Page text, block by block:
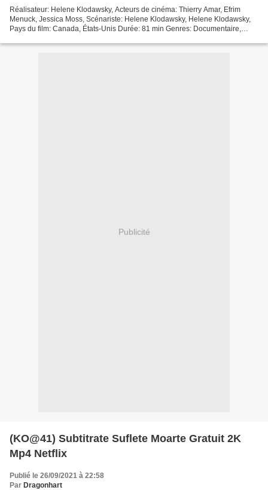
Réalisateur: Helene Klodawsky, Acteurs de cinéma: Thierry Amar, Efrim
Menuck, Jessica Moss, Scénariste: Helene Klodawsky, Helene Klodawsky,
Pays du film: Canada, États-Unis Durée: 81 min Genres: Documentaire,
Publicité
(KO@41) Subtitrate Suflete Moarte Gratuit 2K
Mp4 Netflix
Publié le 26/09/2021 à 22:58
Par Dragonhart